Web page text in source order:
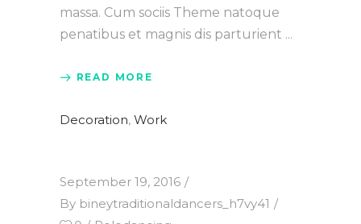
massa. Cum sociis Theme natoque
penatibus et magnis dis parturient
READ MORE
Decoration, Work
September 19, 2016
By bineytraditionaldancers_h7vy41